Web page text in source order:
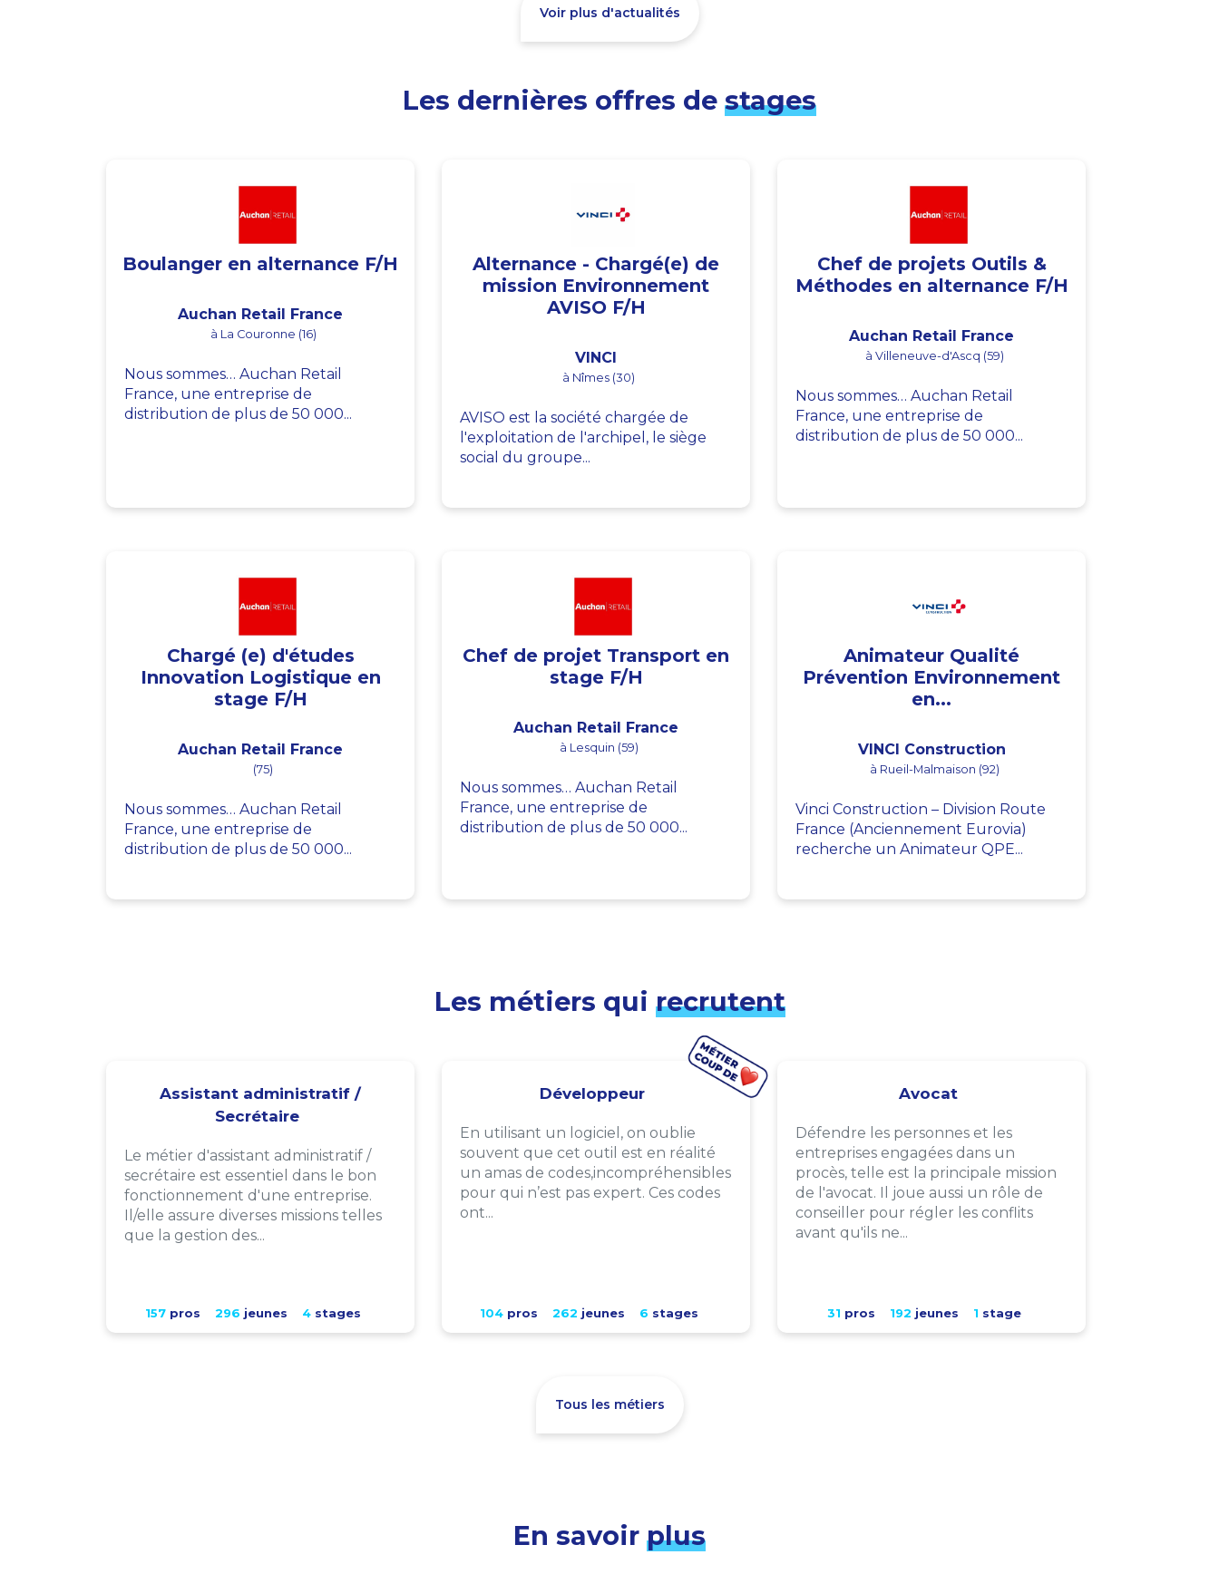
Voir plus d'actualités
Les dernières offres de stages
Boulanger en alternance F/H
Auchan Retail France
à La Couronne (16)
Nous sommes… Auchan Retail
France, une entreprise de
distribution de plus de 50 000...
Alternance - Chargé(e) de
mission Environnement
AVISO F/H
VINCI
à Nîmes (30)
AVISO est la société chargée de
l'exploitation de l'archipel, le siège
social du groupe...
Chef de projets Outils &
Méthodes en alternance F/H
Auchan Retail France
à Villeneuve-d'Ascq (59)
Nous sommes… Auchan Retail
France, une entreprise de
distribution de plus de 50 000...
Chargé (e) d'études
Innovation Logistique en
stage F/H
Auchan Retail France
(75)
Nous sommes… Auchan Retail
France, une entreprise de
distribution de plus de 50 000...
Chef de projet Transport en
stage F/H
Auchan Retail France
à Lesquin (59)
Nous sommes… Auchan Retail
France, une entreprise de
distribution de plus de 50 000...
Animateur Qualité
Prévention Environnement
en...
VINCI Construction
à Rueil-Malmaison (92)
Vinci Construction – Division Route
France (Anciennement Eurovia)
recherche un Animateur QPE...
Les métiers qui recrutent
Assistant administratif /
Secrétaire
Le métier d'assistant administratif /
secrétaire est essentiel dans le bon
fonctionnement d'une entreprise.
Il/elle assure diverses missions telles
que la gestion des...
157 pros 296 jeunes 4 stages
Développeur
En utilisant un logiciel, on oublie
souvent que cet outil est en réalité
un amas de codes,incompréhensibles
pour qui n’est pas expert. Ces codes
ont...
104pros 262 jeunes 6 stages
Avocat
Défendre les personnes et les
entreprises engagées dans un
procès, telle est la principale mission
de l'avocat. Il joue aussi un rôle de
conseiller pour régler les conflits
avant qu'ils ne...
31 pros 192 jeunes 1 stage
Tous les métiers
En savoir plus